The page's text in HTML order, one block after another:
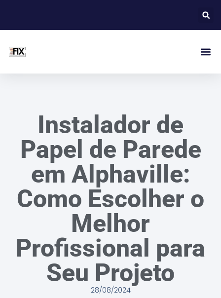
Instalador de
Papel de Parede
em Alphaville:
Como Escolher o
Melhor
Profissional para
Seu Projeto
28/08/2024